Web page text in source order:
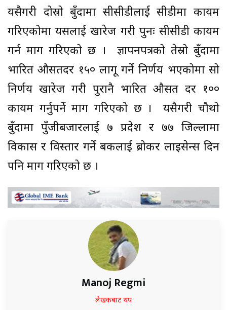
यसैगरी दोस्रो बुँदामा सीसीडीलाई सीडीमा कायम
गरिएकोमा यसलाई खारेज गरी पुनः सीसीडी कायम
गर्न माग गरिएको छ । ज्ञापनपत्रको तेस्रो बुँदामा
भारित औसतदर १५० लागू गर्ने निर्णय भएकोमा सो
निर्णय खारेज गरी पुरानै भारित औसत दर १००
कायम गर्नुपर्ने माग गरिएको छ । यसैगरी चौथो
बुँदामा पुँजीबजारलाई ७ प्रदेश र ७७ जिल्लामा
विकास र विस्तार गर्ने बैंकलाई ब्रोकर लाइसेन्स दिन
पनि माग गरिएको छ ।
Manoj Regmi
लेखकबाट थप